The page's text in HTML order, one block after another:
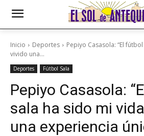
Inicio Deportes
Pepiyo Casasola: “El
vivido una...
Deportes Fútbol Sala
Pepiyo Casasola:
sala ha sido mi
una experiencia